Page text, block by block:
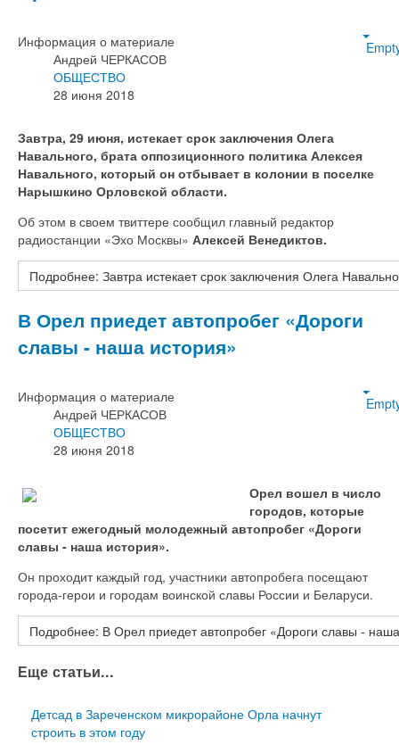
Информация о материале
Андрей ЧЕРКАСОВ
ОБЩЕСТВО
28 июня 2018
Завтра, 29 июня, истекает срок заключения Олега
Навального, брата оппозиционного политика Алексея
Навального, который он отбывает в колонии в поселке
Нарышкино Орловской области.
Об этом в своем твиттере сообщил главный редактор
радиостанции «Эхо Москвы» Алексей Венедиктов.
Подробнее: Завтра истекает срок заключения Олега
В Орел приедет автопробег «Дороги
славы - наша история»
Информация о материале
Андрей ЧЕРКАСОВ
ОБЩЕСТВО
28 июня 2018
Орел вошел в число
городов, которые
посетит ежегодный молодежный автопробег «Дороги
славы - наша история».
Он проходит каждый год, участники автопробега посещают
города-герои и городам воинской славы России и Беларуси.
Подробнее: В Орел приедет автопробег «Дороги славы -
Еще статьи...
Детсад в Зареченском микрорайоне Орла начнут
строить в этом году